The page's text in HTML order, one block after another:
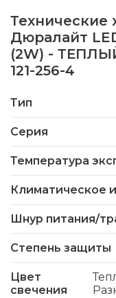
Технические
Дюралайт
(2W) -
121-256-4
Тип
Серия
Температура
Климатическое
Шнур питания/
Степень защиты
Цвет
свечения